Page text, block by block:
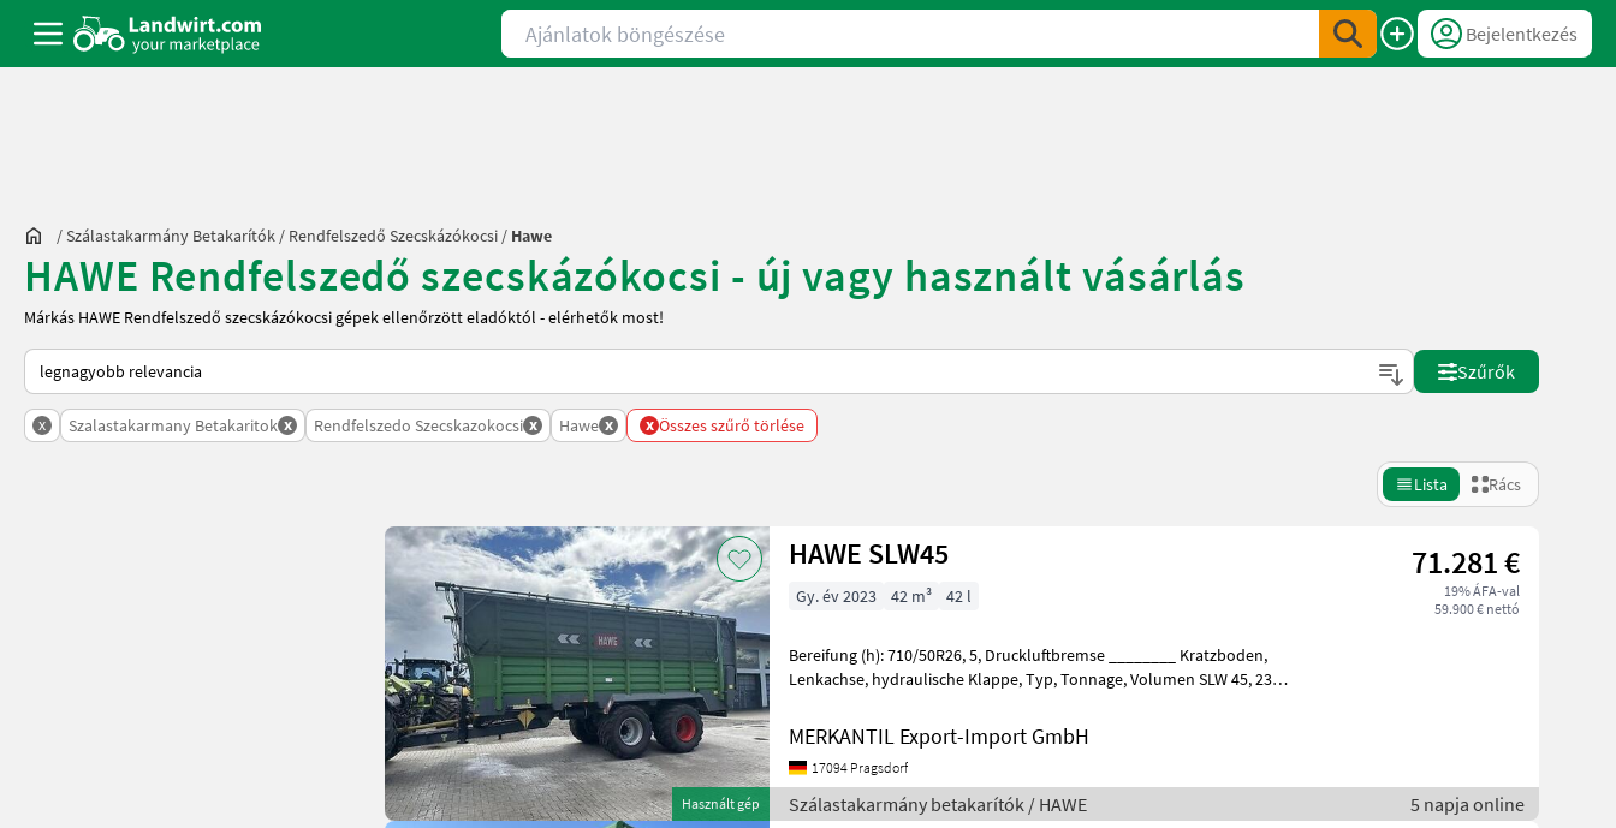
Ajánlatok böngészése
Bejelentkezés
/Szálastakarmány Betakarítók / Rendfelszedő Szecskázókocsi / Hawe
HAWE Rendfelszedő szecskázókocsi - új vagy használt vásárlás
Márkás HAWE Rendfelszedő szecskázókocsi gépek ellenőrzött eladóktól - elérhetők most!
Így van sorba rendezve a Landwirt.com-on
Szűrők
x Szalastakarmany Betakaritok x Rendfelszedo Szecskazokocsi x Hawe x x Összes szűrő törlése
Lista Rács
Használt gép
HAWE SLW45 71.281 €
19% ÁFA-val
59.900 € nettó
Gy. év 2023 42 m³ 42 l
Bereifung (h): 710/50R26, 5, Druckluftbremse ________ Kratzboden,
Lenkachse, hydraulische Klappe, Typ, Tonnage, Volumen SLW 45, 23 t,
MERKANTIL Export-Import GmbH
17094 Pragsdorf
Szálastakarmány betakarítók / HAWE 5 napja online